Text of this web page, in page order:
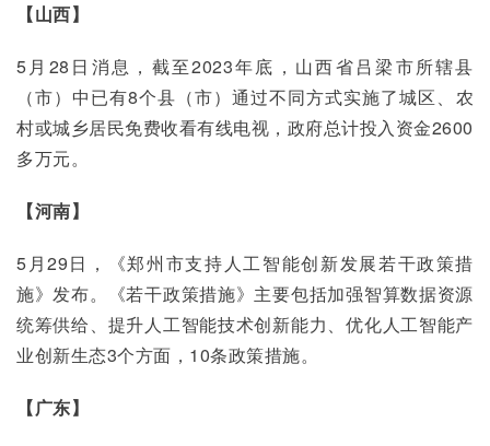
【山西】
5月28日消息，截至2023年底，山西省吕梁市所辖县
（市）中已有8个县（市）通过不同方式实施了城区、农
村或城乡居民免费收看有线电视，政府总计投入资金2600
多万元。
【河南】
5月29日，《郑州市支持人工智能创新发展若干政策措
施》发布。《若干政策措施》主要包括加强智算数据资源
统筹供给、提升人工智能技术创新能力、优化人工智能产
业创新生态3个方面，10条政策措施。
【广东】